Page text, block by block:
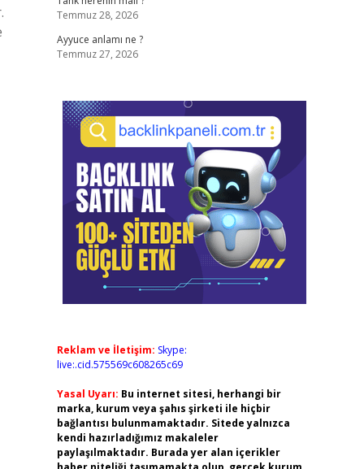
Temmuz 28, 2026
Ayyuce anlamı ne ?
Temmuz 27, 2026
Reklam ve İletişim: Skype:
live:.cid.575569c608265c69
Yasal Uyarı: Bu internet sitesi, herhangi bir
marka, kurum veya şahıs şirketi ile hiçbir
bağlantısı bulunmamaktadır. Sitede yalnızca
kendi hazırladığımız makaleler
paylaşılmaktadır. Burada yer alan içerikler